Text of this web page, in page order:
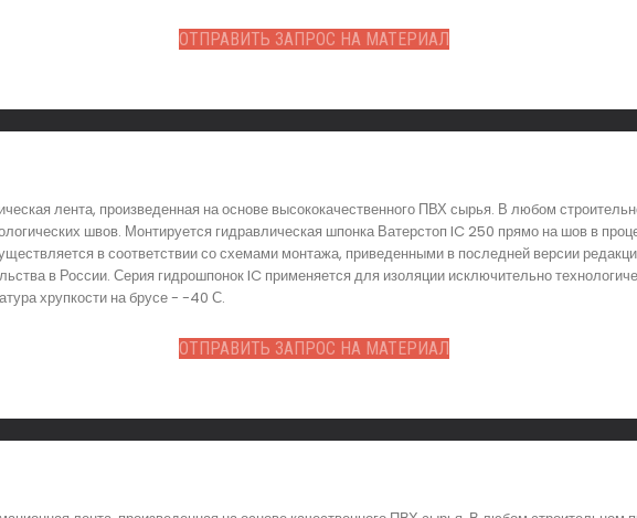
ОТПРАВИТЬ ЗАПРОС НА МАТЕРИАЛ
лента, произведенная на основе высококачественного ПВХ сырья. В любом
швов. Монтируется гидравлическая шпонка Ватерстоп IC 250 прямо на шов в
в соответствии со схемами монтажа, приведенными в последней версии
в России. Серия гидрошпонок IC применяется для изоляции исключительно
хрупкости на брусе - -40 С.
ОТПРАВИТЬ ЗАПРОС НА МАТЕРИАЛ